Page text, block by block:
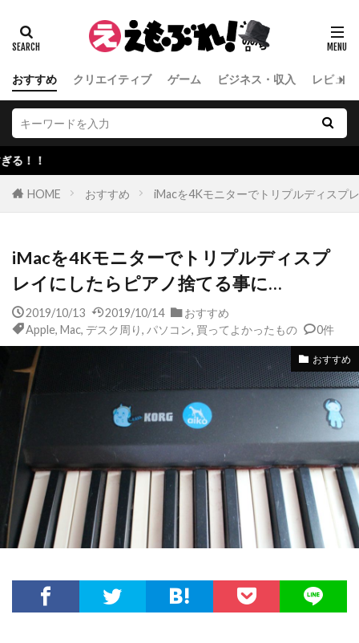
おすすめ クリエイティブ ゲーム ビジネス・収入 レビュー
HOME おすすめ iMacを4Kモニターでトリプルディスプ
iMacを4Kモニターでトリプルディスプ
レイにしたらピアノ捨てる事に…
2019/10/13 2019/10/14
おすすめ
Apple, Mac, デスク周り, パソコン, 買ってよかったもの 0件
おすすめ